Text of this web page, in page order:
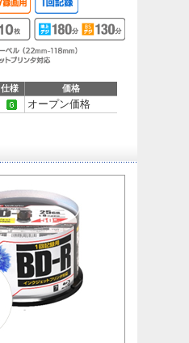
仕様 価格
オープン価格